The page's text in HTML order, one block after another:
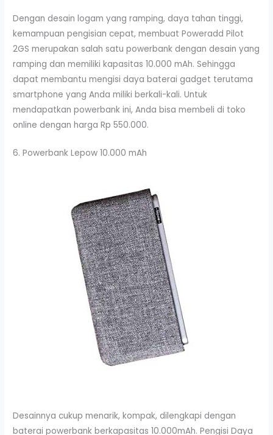
Dengan desain logam yang ramping, daya tahan tinggi,
kemampuan pengisian cepat, membuat Poweradd Pilot
2GS merupakan salah satu powerbank dengan desain yang
ramping dan memiliki kapasitas 10.000 mAh. Sehingga
dapat membantu mengisi daya baterai gadget terutama
smartphone yang Anda miliki berkali-kali. Untuk
mendapatkan powerbank ini, Anda bisa membeli di toko
online dengan harga Rp 550.000.
6. Powerbank Lepow 10.000 mAh
Desainnya cukup menarik, kompak, dilengkapi dengan
baterai powerbank berkapasitas 10.000mAh. Pengisi Daya